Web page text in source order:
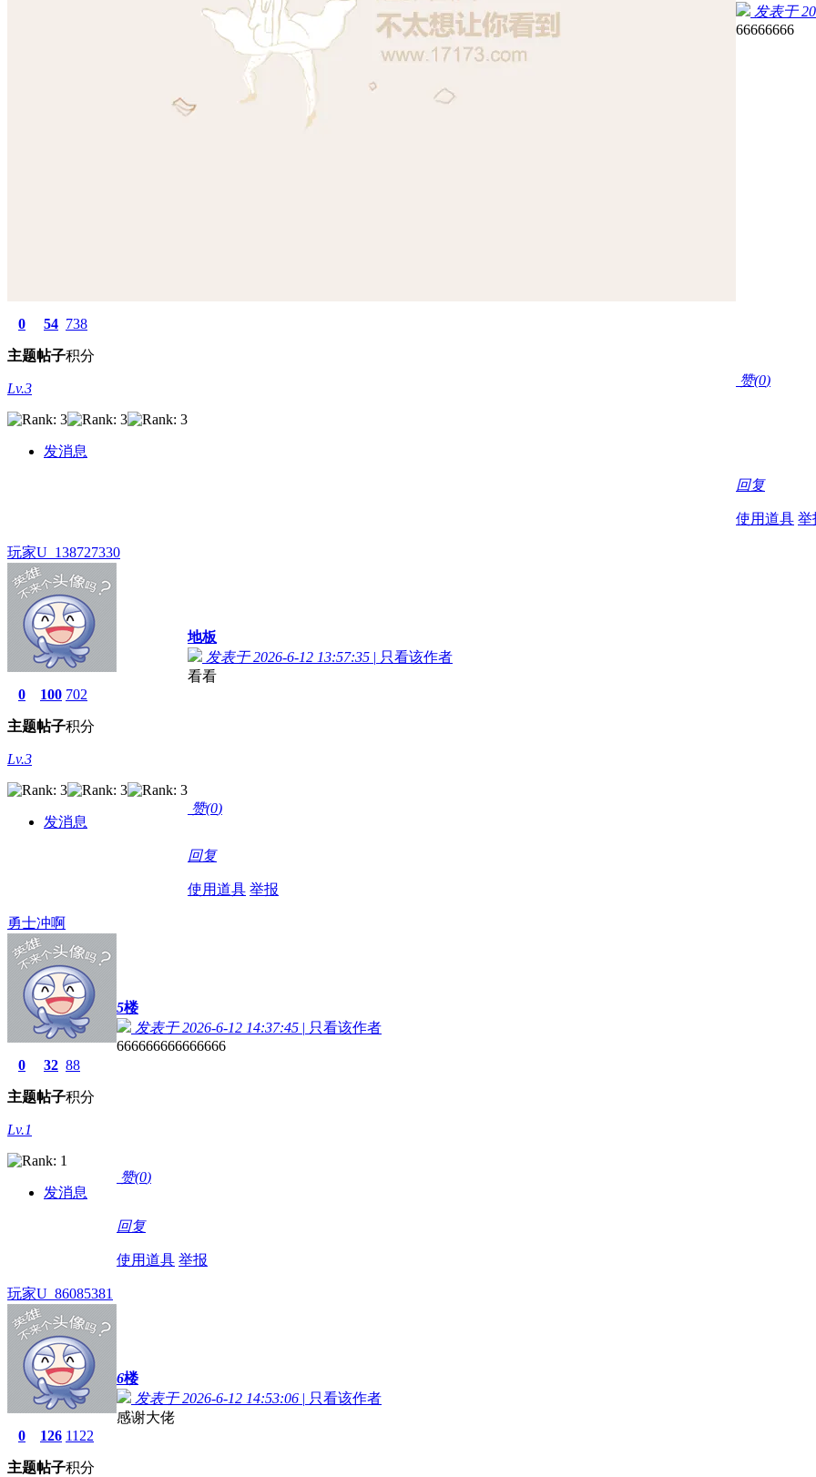
0
主题
54
帖子
738
积分
Lv.3
发消息
发表于
66666666
赞(0)
回复
使用道具 举
玩家U_138727330
0
主题
100
帖子
702
积分
Lv.3
发消息
地板
发表于 2026-6-12 13:57:35 | 只看该作者
看看
赞(0)
回复
使用道具 举报
勇士冲啊
0
主题
32
帖子
88
积分
Lv.1
发消息
5楼
发表于 2026-6-12 14:37:45 | 只看该作者
666666666666666
赞(0)
回复
使用道具 举报
玩家U_86085381
0
主题
126
帖子
1122
积分
6楼
发表于 2026-6-12 14:53:06 | 只看该作者
感谢大佬